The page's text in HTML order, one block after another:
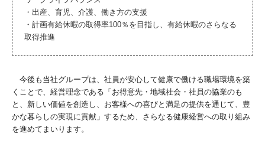
・出産、育児、介護、働き方の支援
・計画有給休暇の取得率100％を目指し、有給休暇のさらなる
取得推進
今後も当社グループは、社員が安心して健康で働ける職場環境を築
くことで、経営理念である「お得意先・地域社会・社員の協業のも
と、新しい価値を創造し、お客様への喜びと満足の提供を通じて、豊
かな暮らしの実現に貢献」するため、さらなる健康経営への取り組み
を進めてまいります。